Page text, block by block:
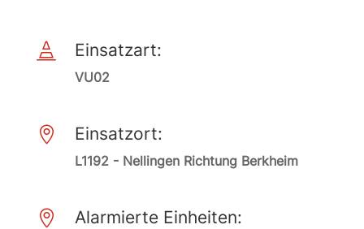
 Einsatzart:
VU02
 Einsatzort:
L1192 - Nellingen Richtung Berkheim
 Alarmierte Einheiten: